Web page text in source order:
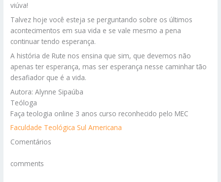
viúva!
Talvez hoje você esteja se perguntando sobre os últimos
acontecimentos em sua vida e se vale mesmo a pena
continuar tendo esperança.
A história de Rute nos ensina que sim, que devemos não
apenas ter esperança, mas ser esperança nesse caminhar tão
desafiador que é a vida.
Autora: Alynne Sipaúba
Teóloga
Faça teologia online 3 anos curso reconhecido pelo MEC
Faculdade Teológica Sul Americana
Comentários
comments